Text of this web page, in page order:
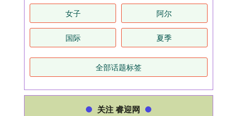
女子 阿尔
国际 夏季
全部话题标签
关注 睿迎网